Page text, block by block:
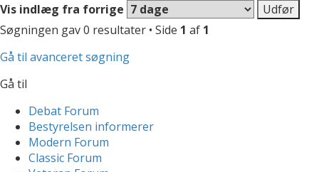
Vis indlæg fra forrige
Søgningen gav 0 resultater • Side 1 af 1
Gå til avanceret søgning
Gå til
Debat Forum
Bestyrelsen informerer
Modern Forum
Classic Forum